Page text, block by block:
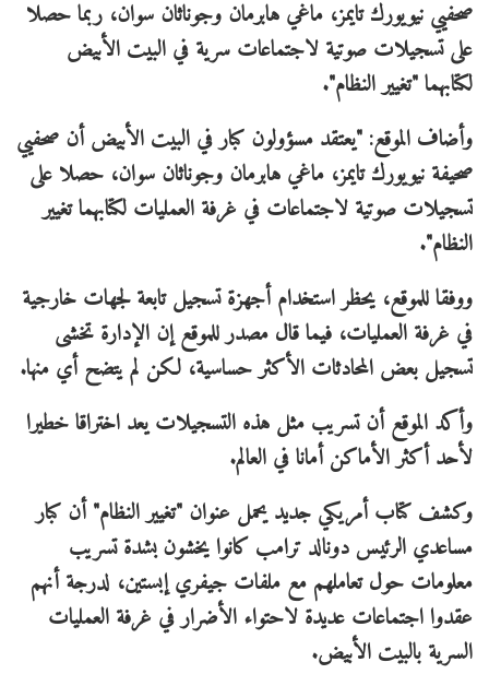
صحفيي نيويورك تايمز، ماغي هابرمان وجوناثان سوان، ربما حصلا
على تسجيلات صوتية لاجتماعات سرية في البيت الأبيض
لكتابهما "تغيير النظام".
وأضاف الموقع: "يعتقد مسؤولون كبار في البيت الأبيض أن صحفيي
صحيفة نيويورك تايمز، ماغي هابرمان وجوناثان سوان، حصلا على
تسجيلات صوتية لاجتماعات في غرفة العمليات لكتابهما تغيير
النظام".
ووفقا للموقع، يحظر استخدام أجهزة تسجيل تابعة لجهات خارجية
في غرفة العمليات، فيما قال مصدر للموقع إن الإدارة تخشى
تسجيل بعض المحادثات الأكثر حساسية، لكن لم يتضح أي منها.
وأكد الموقع أن تسريب مثل هذه التسجيلات يعد اختراقا خطيرا
لأحد أكثر الأماكن أمانا في العالم.
وكشف كتاب أمريكي جديد يحمل عنوان "تغيير النظام" أن كبار
مساعدي الرئيس دونالد ترامب كانوا يخشون بشدة تسريب
معلومات حول تعاملهم مع ملفات جيفري إبستين، لدرجة أنهم
عقدوا اجتماعات عديدة لاحتواء الأضرار في غرفة العمليات
السرية بالبيت الأبيض.